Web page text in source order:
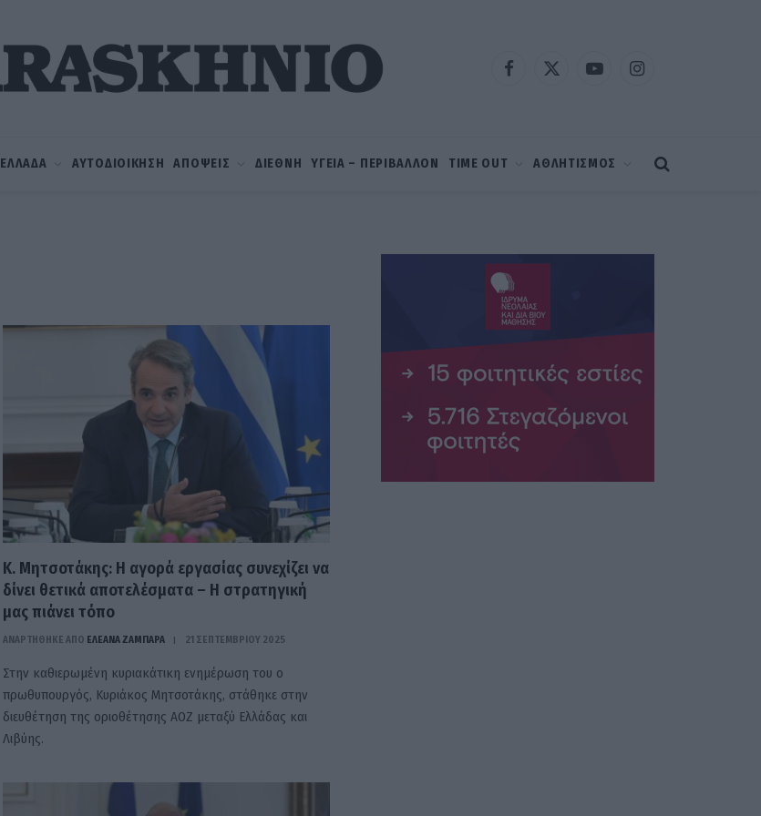
Facebook
X
YouTubeInstagram
ΕΛΛΑΔΑ ΑΥΤΟΔΙΟΙΚΗΣΗ ΑΠΟΨΕΙΣ ΔΙΕΘΝΗ ΥΓΕΙΑ – ΠΕΡΙΒΑΛΛΟΝ TIME OUT ΑΘΛΗΤΙΣΜΟΣ
Κ. Μητσοτάκης: Η αγορά εργασίας συνεχίζει να
δίνει θετικά αποτελέσματα – Η στρατηγική
μας πιάνει τόπο
ΑΝΑΡΤΗΘΗΚΕ ΑΠΟ ΕΛΕΑΝΑ ΖΑΜΠΑΡΑ 21 ΣΕΠΤΕΜΒΡΊΟΥ 2025
Στην καθιερωμένη κυριακάτικη ενημέρωση του ο
πρωθυπουργός, Κυριάκος Μητσοτάκης, στάθηκε στην
διευθέτηση της οριοθέτησης ΑΟΖ μεταξύ Ελλάδας και
Λιβύης.